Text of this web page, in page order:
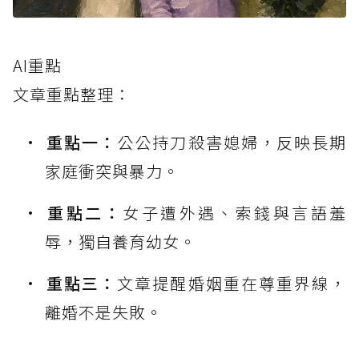
AI重點
文章重點整理：
重點一： 公公持刀殺害媳婦，反映長期
家庭衝突與暴力。
重點二： 女子遭外遇、索錢與言語羞
辱，獨自養育幼女。
重點三： 文章提醒婚姻重在尊重界線，
離婚不是失敗。